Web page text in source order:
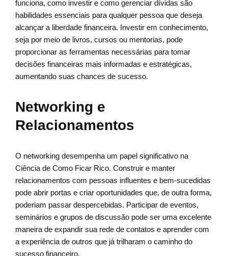
funciona, como investir e como gerenciar dívidas são
habilidades essenciais para qualquer pessoa que deseja
alcançar a liberdade financeira. Investir em conhecimento,
seja por meio de livros, cursos ou mentorias, pode
proporcionar as ferramentas necessárias para tomar
decisões financeiras mais informadas e estratégicas,
aumentando suas chances de sucesso.
Networking e
Relacionamentos
O networking desempenha um papel significativo na
Ciência de Como Ficar Rico. Construir e manter
relacionamentos com pessoas influentes e bem-sucedidas
pode abrir portas e criar oportunidades que, de outra forma,
poderiam passar despercebidas. Participar de eventos,
seminários e grupos de discussão pode ser uma excelente
maneira de expandir sua rede de contatos e aprender com
a experiência de outros que já trilharam o caminho do
sucesso financeiro.